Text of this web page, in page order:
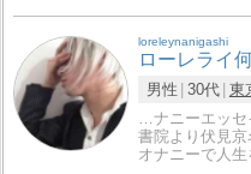
loreleynanigashi
ローレライ
男性 30代 東
…ナニーエッセ
書院より伏見京
オナニーで人